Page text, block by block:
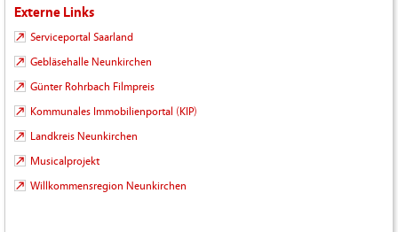
Externe Links
Serviceportal Saarland
Gebläsehalle Neunkirchen
Günter Rohrbach Filmpreis
Kommunales Immobilienportal (KIP)
Landkreis Neunkirchen
Musicalprojekt
Willkommensregion Neunkirchen